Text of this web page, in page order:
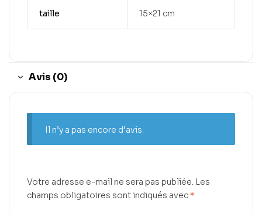
taille 15×21 cm
Avis (0)
Il n’y a pas encore d’avis.
Votre adresse e-mail ne sera pas publiée. Les
champs obligatoires sont indiqués avec*